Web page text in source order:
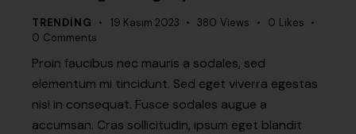
TRENDING 19 Kasım 2023 380 Views 0 Likes
0 Comments
Proin faucibus nec mauris a sodales, sed
elementum mi tincidunt. Sed eget viverra egestas
nisi in consequat. Fusce sodales augue a
accumsan. Cras sollicitudin, ipsum eget blandit